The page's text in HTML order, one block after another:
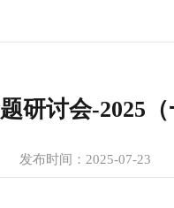
讨会-2025（
发布时间：2025-07-23